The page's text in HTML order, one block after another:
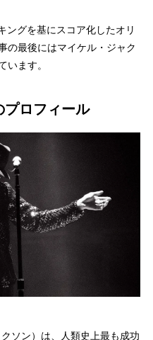
ングを基にスコア化したオリ
の最後にはマイケル・ジャク
います。
プロフィール
ソン）は、人類史上最も成功